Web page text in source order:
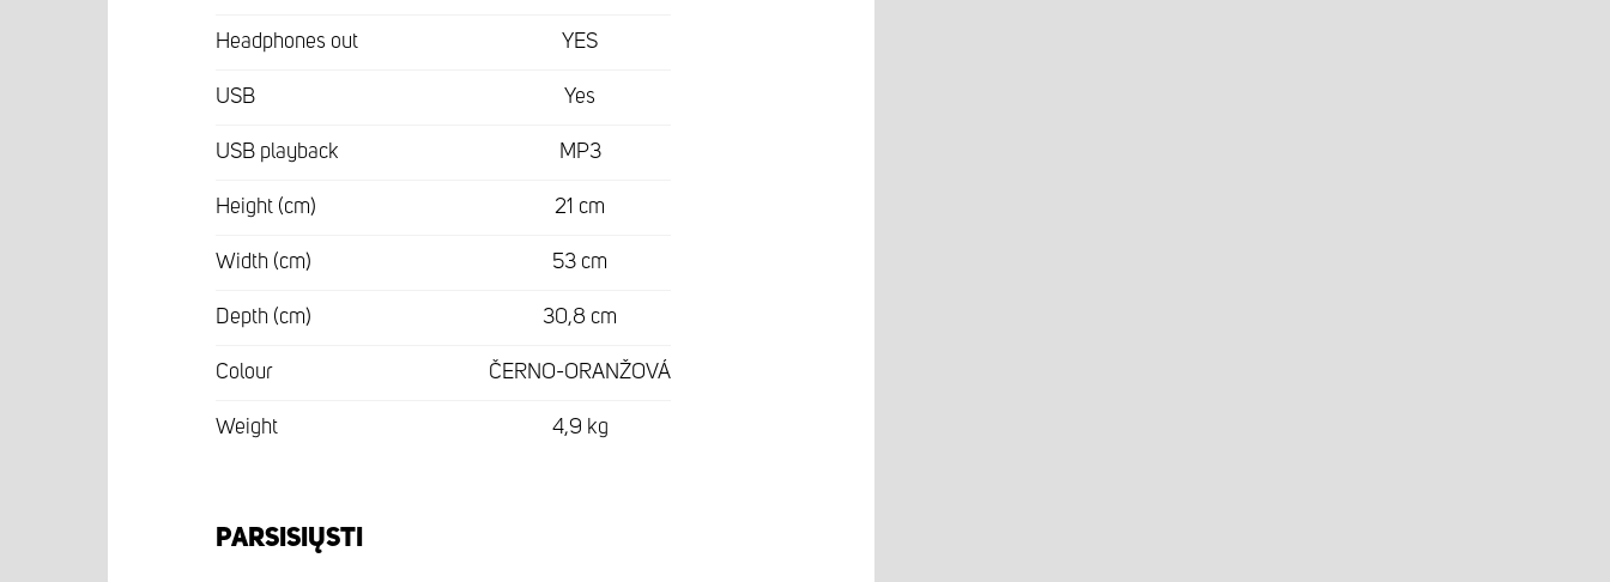
Headphones out YES
USB Yes
USB playback MP3
Height (cm) 21 cm
Width (cm) 53 cm
Depth (cm) 30,8 cm
Colour ČERNO-ORANŽOVÁ
Weight 4,9 kg
PARSISIŲSTI